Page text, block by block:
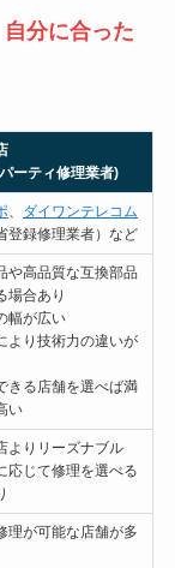
自分に合った
ーティ修理業者)
、 ダイワンテレコム
登録修理業者）など
や高品質な互換部品
場合あり
幅が広い
より技術力の違いが
きる店舗を選べば満
い
よりリーズナブル
応じて修理を選べる
理が可能な店舗が多